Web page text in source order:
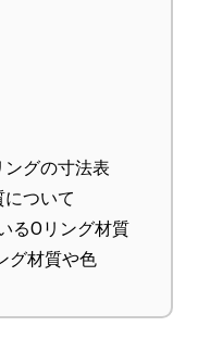
ングの寸法表
ついて
るOリング材質
グ材質や色